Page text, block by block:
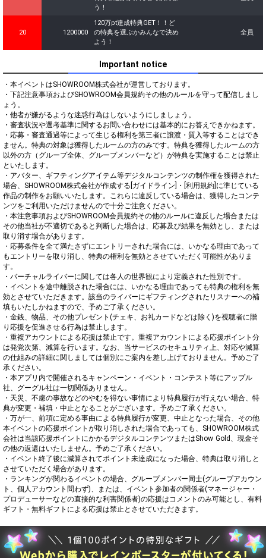
う！
20 1200000
120万pt達成特典GET！！ど
の特典を選ぶかみんなで決め
よう！
全員
Important notice
・本イベントはSHOWROOM株式会社が運営しております。
・下記注意事項およびSHOWROOM会員規約その他のルールを守って配信しまし
ょう。
・他者が嫌がるような迷惑行為はしないようにしましょう。
・審査状況や選考基準に関するお問い合わせには基本的にお答えできかねます。
・応募・審査通過等によって生じる権利を第三者に譲渡・質入等することはでき
ません。特典の対象は獲得したルームの方のみです。特典を獲得したルームの方
以外の方（グループ全体、グループメンバーなど）が特典を実施することは禁止
といたします。
・アバター、ギフティングアイテム等デジタルコンテンツの制作権を獲得された
場合、SHOWROOM株式会社が作成する[ガイドライン]・[利用規約]に準じている
作品の制作をお願いいたします。これらに違反している場合は、獲得したコンテ
ンツをご利用いただけませんので十分ご注意ください。
・本注意事項およびSHOWROOM会員規約その他のルールに違反した場合または
その他当社が不適切であると判断した場合は、応募及び結果を無効とし、または
取り消す場合があります。
・応募条件を全て満たさずにエントリーされた場合には、いかなる理由であって
もエントリーを取り消し、特典の権利を無効とさせていただく可能性がありま
す。
・バーチャルライバーに関しては各人の世界観により定義された性別です。
・イベントを途中離脱された場合には、いかなる理由であっても特典の権利を無
効とさせていただきます。該当のライバーにギフティングされたリスナーへの補
填もいたしかねますので、予めご了承ください。
・金銭、物品、その他プレゼント(チェキ、お礼カードなどは除く)を視聴者に贈
り応援を促進させる行為は禁止します。
・重複アカウントによる応援は禁止です。重複アカウントによる応援ポイント分
は発覚次第、減算を行います。なお、当サービスのセキュリティ上、対応や減算
の仕組みの詳細に関しましては個別にご案内を差し上げておりません。予めご了
承ください。
・本アプリ内で開催されるキャンペーン・イベント・コンテスト等にアップル
社、グーグル社は一切関係ありません。
・天災、不慮の事故などのやむを得ない事情により特典履行が行えない場合、特
典が変更・補填・中止となることがございます。予めご了承ください。
・万が一、前項に定める事由による特典履行が変更、中止となった場合、その他
本イベントの応援ポイントが取り消しされた場合であっても、SHOWROOM株式
会社は当該応援ポイントにかかるデジタルコンテンツまたはShow Gold、現金そ
の他の返還はいたしません。予めご了承ください。
・イベント終了後に減算されてポイント未達成になった場合、特典は取り消しと
させていただく場合があります。
・ランキングが関わるイベントの場合、グループメンバー同士(グループアカウン
ト、個人アカウント問わず)、または、イベント参加者の関係者(マネージャー・
プロデューサーなどの直接的な利害関係者)の応援はコメントのみ可能とし、有料
ギフト・無料ギフトによる応援は禁止とさせていただきます。